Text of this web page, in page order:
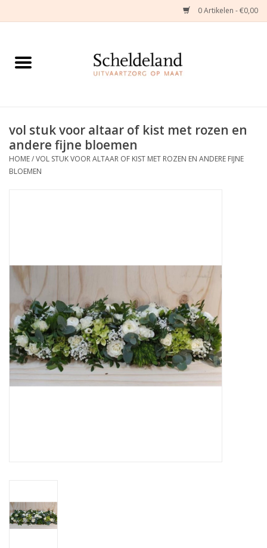
0 Artikelen - €0,00
Home
Herinneringsjuwelen
Zijden Bloemstukken
Grafdecoratie
Naar website SCHELDE.LAND
vol stuk voor altaar of kist met rozen en
andere fijne bloemen
HOME/VOL STUK VOOR ALTAAR OF KIST MET ROZEN EN ANDERE FIJNE
BLOEMEN